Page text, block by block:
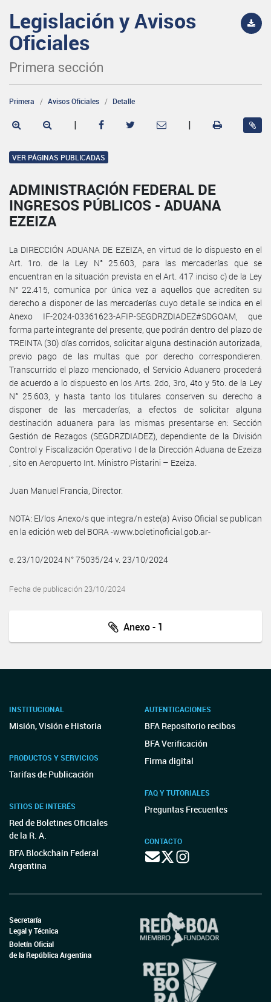
Legislación y Avisos
Oficiales
Primera sección
Primera Avisos Oficiales Detalle
| |
VER PÁGINAS PUBLICADAS
ADMINISTRACIÓN FEDERAL DE
INGRESOS PÚBLICOS - ADUANA
EZEIZA
La DIRECCIÓN ADUANA DE EZEIZA, en virtud de lo dispuesto en el
Art. 1ro. de la Ley N° 25.603, para las mercaderías que se
encuentran en la situación prevista en el Art. 417 inciso c) de la Ley
N° 22.415, comunica por única vez a aquellos que acrediten su
derecho a disponer de las mercaderías cuyo detalle se indica en el
Anexo IF-2024-03361623-AFIP-SEGDRZDIADEZ#SDGOAM, que
forma parte integrante del presente, que podrán dentro del plazo de
TREINTA (30) días corridos, solicitar alguna destinación autorizada,
previo pago de las multas que por derecho correspondieren.
Transcurrido el plazo mencionado, el Servicio Aduanero procederá
de acuerdo a lo dispuesto en los Arts. 2do, 3ro, 4to y 5to. de la Ley
N° 25.603, y hasta tanto los titulares conserven su derecho a
disponer de las mercaderías, a efectos de solicitar alguna
destinación aduanera para las mismas presentarse en: Sección
Gestión de Rezagos (SEGDRZDIADEZ), dependiente de la División
Control y Fiscalización Operativo I de la Dirección Aduana de Ezeiza
, sito en Aeropuerto Int. Ministro Pistarini – Ezeiza.
Juan Manuel Francia, Director.
NOTA: El/los Anexo/s que integra/n este(a) Aviso Oficial se publican
en la edición web del BORA -www.boletinoficial.gob.ar-
e. 23/10/2024 N° 75035/24 v. 23/10/2024
Fecha de publicación 23/10/2024
Anexo - 1
INSTITUCIONAL
Misión, Visión e Historia
PRODUCTOS Y SERVICIOS
Tarifas de Publicación
SITIOS DE INTERÉS
Red de Boletines Oficiales
de la R. A.
BFA Blockchain Federal
Argentina
AUTENTICACIONES
BFA Repositorio recibos
BFA Verificación
Firma digital
FAQ Y TUTORIALES
Preguntas Frecuentes
CONTACTO
Secretaría
Legal y Técnica
Boletín Oficial
de la República Argentina